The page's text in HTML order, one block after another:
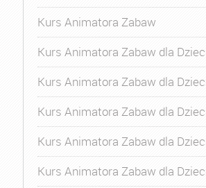
Kurs Animatora Zabaw
Kurs Animatora Zabaw dla
Kurs Animatora Zabaw dla
Kurs Animatora Zabaw dla
Kurs Animatora Zabaw dla
Kurs Animatora Zabaw dla